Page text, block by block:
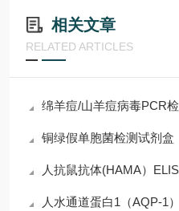
相关文章
RELATED ARTICLES
绵羊痘/山羊痘病毒PCR
铜绿假单胞菌检测试剂盒
人抗鼠抗体(HAMA）
人水通道蛋白1（AQP-1